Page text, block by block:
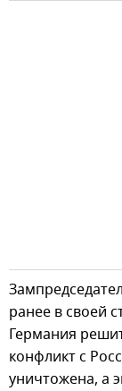
ранее в своей
Германия
конфликт с
уничтожена, а